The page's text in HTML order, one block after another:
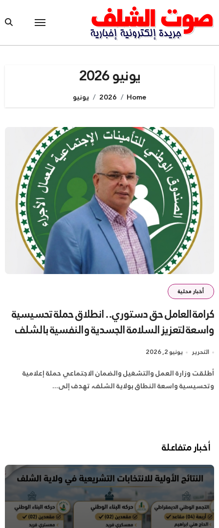
to
content
يونيو 2026
Home
2026 يونيو
أخبار محلية
كرامة العامل حق دستوري.. انطلاق حملة تحسيسية
واسعة لتعزيز السلامة الجسدية والنفسية بالشلف
التحرير يونيو 2, 2026
وتحسيسية واسعة النطاق بولاية الشلف، تهدف إلى...
أخبار متفاعلة